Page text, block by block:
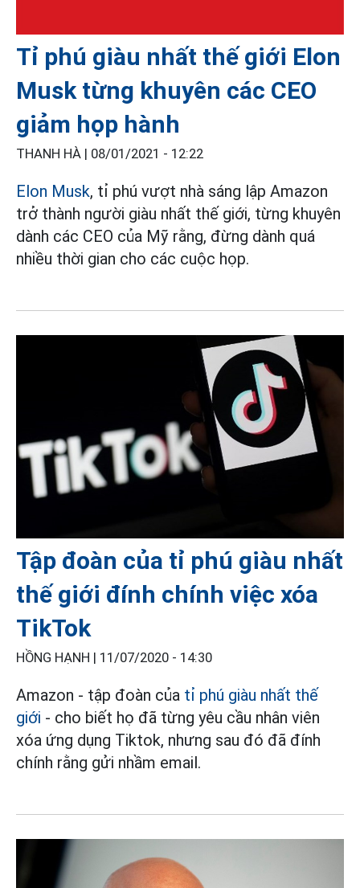
Tỉ phú giàu nhất thế giới Elon
Musk từng khuyên các CEO
giảm họp hành
THANH HÀ | 08/01/2021 - 12:22
Elon Musk, tỉ phú vượt nhà sáng lập Amazon
trở thành người giàu nhất thế giới, từng khuyên
dành các CEO của Mỹ rằng, đừng dành quá
nhiều thời gian cho các cuộc họp.
Tập đoàn của tỉ phú giàu nhất
thế giới đính chính việc xóa
TikTok
HỒNG HẠNH | 11/07/2020 - 14:30
Amazon - tập đoàn của tỉ phú giàu nhất thế
giới - cho biết họ đã từng yêu cầu nhân viên
xóa ứng dụng Tiktok, nhưng sau đó đã đính
chính rằng gửi nhầm email.